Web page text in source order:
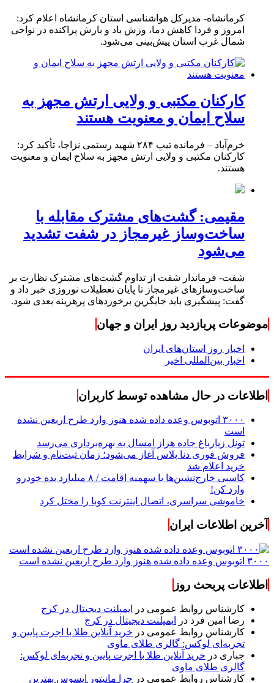
کرمانشاه- مدیرکل هواشناسی استان کرمانشاه اعلام کرد:
امروز و فردا کاهش دما، وزش باد و بارش پراکنده در نواحی
شمال غرب استان پیش‌بینی می‌شود.
کارکنان مکتبی و ولایی ارتش مجهز به
سلاح ایمان و معنویت هستند
خرم‌آباد – فرمانده تیپ ۲۸۴ شهید رستمی نزاجا، تأکید کرد:
کارکنان مکتبی و ولایی ارتش مجهز به سلاح ایمان و معنویت
هستند.
مقیمی: گشت‌های مشترک مقابله با
ساخت‌وساز غیرمجاز در شفت تشدید
می‌شود
شفت- فرماندار شفت از تداوم گشت‌های مشترک نظارت بر
ساخت‌وسازهای غیرمجاز تا پایان تعطیلات نوروزی خبر داد و
گفت: پیشگیری باید جایگزین برخوردهای پرهزینه بعدی شود.
موضوعات پربازدید روز ایران و جهان
اخبار روز استان‌های ایران
اخبار بین‌المللی اخیر
اطلاعات در حال مشاهده توسط کاربران
۳۰۰۰ اتوبوس وعده داده شده هنوز وارد طرح اربعین نشده
است
تونل زیارباغ جاده هراز امسال به بهره‌برداری می‌رسد
فروش فوری دنا پلاس آغاز می‌شود؛ زمان ثبت‌نام و شرایط
خرید اعلام شد
کاسبی خارج‌نشین‌ها با سهمیه اقامت / ۸ میلیارد بده خودرو
وارد کن!
خاموشی سراسری، اتصال اینترنت کوبا را مختل کرد
آخرین اطلاعات ایران
۳۰۰۰ اتوبوس وعده داده شده هنوز وارد طرح اربعین نشده است
اطلاعات پربحث روز
کارشناس روابط عمومی در
ایمپلنت دیجیتال در کرج
رضا امین فرد در
ایمپلنت دیجیتال در کرج
کارشناس روابط عمومی در خرید آنلاین طلا با اجرت پایین و
تجربه‌ای لوکس: گالری طلای ماوی
جباری در خرید آنلاین طلا با اجرت پایین و تجربه‌ای لوکس:
گالری طلای ماوی
کارشناس روابط عمومی در چرا مانیتور ایسوس بهترین